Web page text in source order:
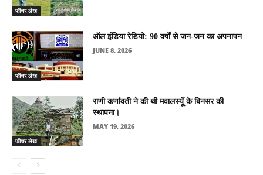
फीचर लेख
फीचर लेख
ऑल इंडिया रेडियो: 90 वर्षों से जन-जन का अपनापन
JUNE 8, 2026
फीचर लेख
राणी कर्णावती ने की थी मवालस्यूँ के बिनसर की
स्थापना।
MAY 19, 2026